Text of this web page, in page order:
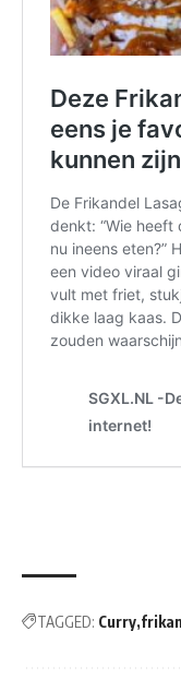
TAGGED: Curry